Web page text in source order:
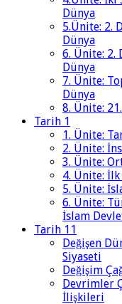
Dünya
5.Ünite: 2.
Dünya
6. Ünite: 2.
Dünya
7. Ünite:
Dünya
8. Ünite:
Tarih 1
1. Ünite:
2. Ünite:
3. Ünite:
4. Ünite: İlk
5. Ünite:
6. Ünite:
İslam
Tarih 11
Değişen
Siyaseti
Değişim
Devrimler
İlişkileri